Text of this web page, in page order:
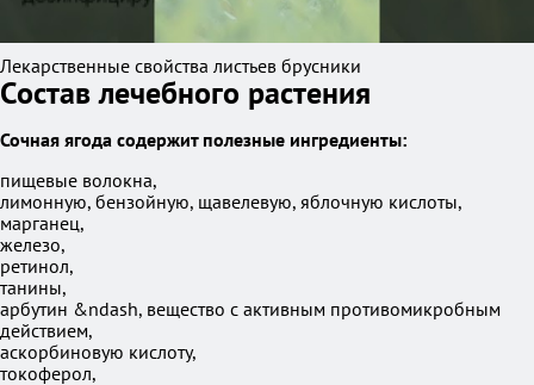
Лекарственные свойства листьев брусники
Состав лечебного растения
Сочная ягода содержит полезные ингредиенты:
пищевые волокна,
лимонную, бензойную, щавелевую, яблочную кислоты,
марганец,
железо,
ретинол,
танины,
арбутин &ndash, вещество с активным противомикробным
действием,
аскорбиновую кислоту,
токоферол,